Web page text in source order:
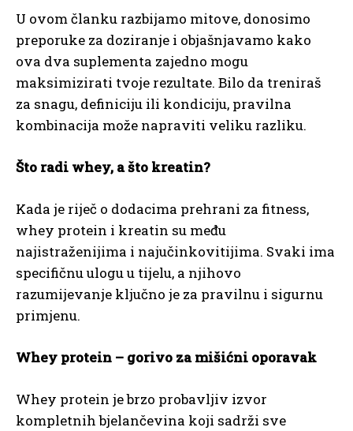
U ovom članku razbijamo mitove, donosimo
preporuke za doziranje i objašnjavamo kako
ova dva suplementa zajedno mogu
maksimizirati tvoje rezultate. Bilo da treniraš
za snagu, definiciju ili kondiciju, pravilna
kombinacija može napraviti veliku razliku.
Što radi whey, a što kreatin?
Kada je riječ o dodacima prehrani za fitness,
whey protein i kreatin su među
najistraženijima i najučinkovitijima. Svaki ima
specifičnu ulogu u tijelu, a njihovo
razumijevanje ključno je za pravilnu i sigurnu
primjenu.
Whey protein – gorivo za mišićni oporavak
Whey protein je brzo probavljiv izvor
kompletnih bjelančevina koji sadrži sve